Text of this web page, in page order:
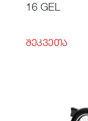
16 GEL
ᲨᲔᲙᲕᲔᲗᲐ